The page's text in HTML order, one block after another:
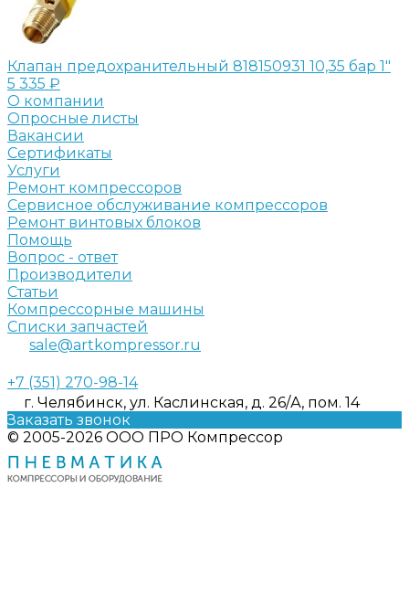
Клапан предохранительный 818150931 10,35 бар 1"
5 335 ₽
О компании
Опросные листы
Вакансии
Сертификаты
Услуги
Ремонт компрессоров
Сервисное обслуживание компрессоров
Ремонт винтовых блоков
Помощь
Вопрос - ответ
Производители
Статьи
Компрессорные машины
Списки запчастей
sale@artkompressor.ru
+7 (351) 270-98-14
г. Челябинск, ул. Каслинская, д. 26/А, пом. 14
Заказать звонок
© 2005-2026 ООО ПРО Компрессор